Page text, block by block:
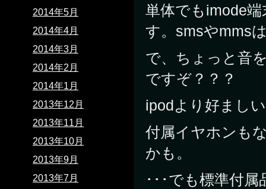
単体でもimode
す。smsやmms
で、ちょっと音
ですぞ？？？
ipodより好まし
付属イヤホンも
かも。
･･･でも標準付
2014年5月
2014年4月
2014年3月
2014年2月
2014年1月
2013年12月
2013年11月
2013年10月
2013年9月
2013年7月